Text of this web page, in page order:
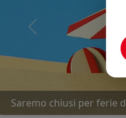
Saremo chiusi per ferie
Precedente